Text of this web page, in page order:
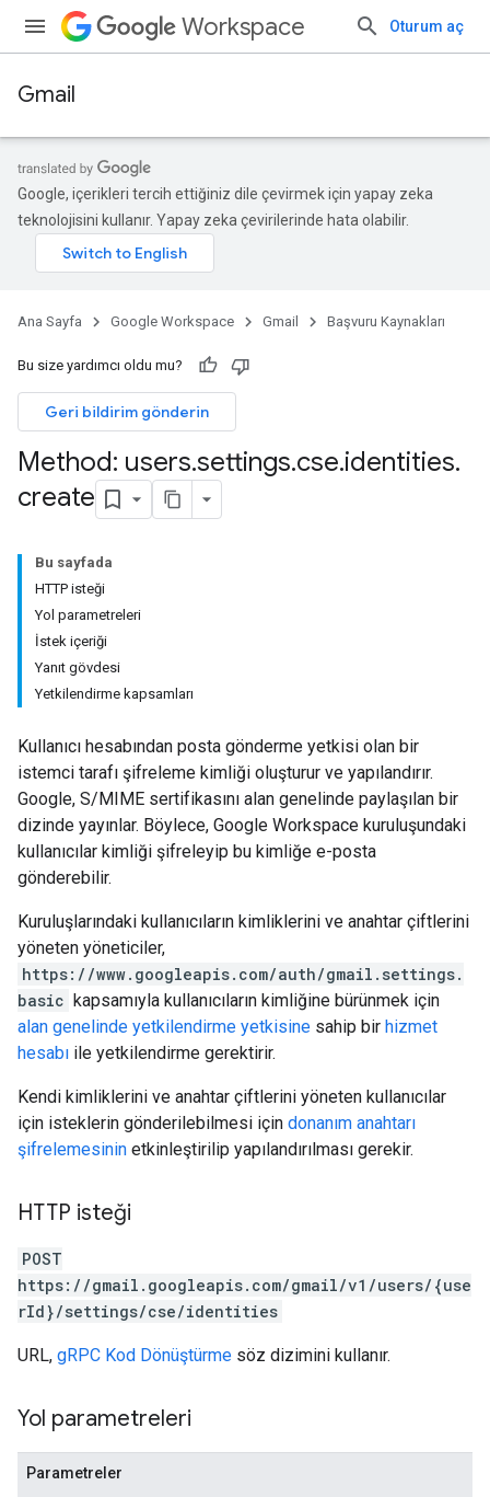
Workspace Oturum aç
Gmail
Google, içerikleri tercih ettiğiniz dile çevirmek için yapay zeka
teknolojisini kullanır. Yapay zeka çevirilerinde hata olabilir.
Ana Sayfa Google Workspace Gmail Başvuru Kaynakları
Bu size yardımcı oldu mu?
Geri bildirim gönderin
Method: users.settings.cse.identities.
create
Bu sayfada
HTTP isteği
Yol parametreleri
İstek içeriği
Yanıt gövdesi
Yetkilendirme kapsamları
Kullanıcı hesabından posta gönderme yetkisi olan bir
istemci tarafı şifreleme kimliği oluşturur ve yapılandırır.
Google, S/MIME sertifikasını alan genelinde paylaşılan bir
dizinde yayınlar. Böylece, Google Workspace kuruluşundaki
kullanıcılar kimliği şifreleyip bu kimliğe e-posta
gönderebilir.
Kuruluşlarındaki kullanıcıların kimliklerini ve anahtar çiftlerini
yöneten yöneticiler,
https://www.googleapis.com/auth/gmail.settings.
basic kapsamıyla kullanıcıların kimliğine bürünmek için
alan genelinde yetkilendirme yetkisine sahip bir hizmet
hesabı ile yetkilendirme gerektirir.
Kendi kimliklerini ve anahtar çiftlerini yöneten kullanıcılar
için isteklerin gönderilebilmesi için donanım anahtarı
şifrelemesinin etkinleştirilip yapılandırılması gerekir.
HTTP isteği
POST
https://gmail.googleapis.com/gmail/v1/users/{use
rId}/settings/cse/identities
URL, gRPC Kod Dönüştürme söz dizimini kullanır.
Yol parametreleri
Parametreler